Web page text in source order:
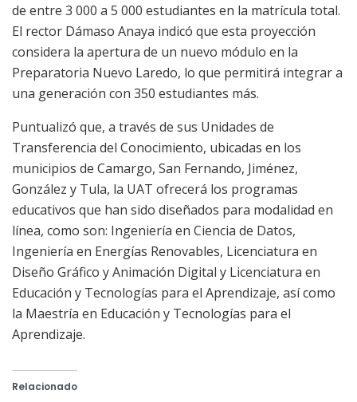
de entre 3 000 a 5 000 estudiantes en la matrícula total.
El rector Dámaso Anaya indicó que esta proyección
considera la apertura de un nuevo módulo en la
Preparatoria Nuevo Laredo, lo que permitirá integrar a
una generación con 350 estudiantes más.
Puntualizó que, a través de sus Unidades de
Transferencia del Conocimiento, ubicadas en los
municipios de Camargo, San Fernando, Jiménez,
González y Tula, la UAT ofrecerá los programas
educativos que han sido diseñados para modalidad en
línea, como son: Ingeniería en Ciencia de Datos,
Ingeniería en Energías Renovables, Licenciatura en
Diseño Gráfico y Animación Digital y Licenciatura en
Educación y Tecnologías para el Aprendizaje, así como
la Maestría en Educación y Tecnologías para el
Aprendizaje.
Relacionado